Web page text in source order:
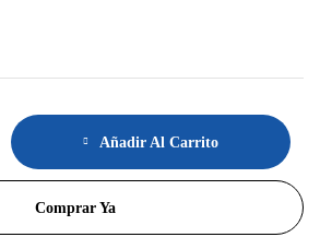
Añadir Al Carrito
Comprar Ya